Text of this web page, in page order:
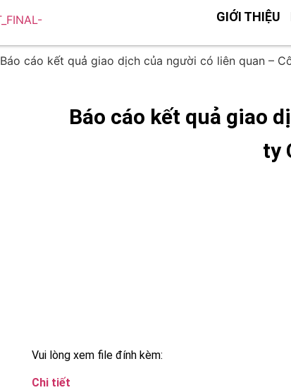
GIỚI THIỆU
Báo cáo kết quả giao dịch của người có liên quan –
Báo cáo kết quả giao
ty
Vui lòng xem file đính kèm:
Chi tiết